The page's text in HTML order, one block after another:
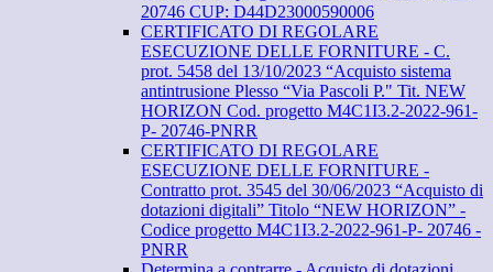
20746 CUP: D44D23000590006
CERTIFICATO DI REGOLARE
ESECUZIONE DELLE FORNITURE - C.
prot. 5458 del 13/10/2023 “Acquisto sistema
antintrusione Plesso “Via Pascoli P." Tit. NEW
HORIZON Cod. progetto M4C1I3.2-2022-961-
P- 20746-PNRR
CERTIFICATO DI REGOLARE
ESECUZIONE DELLE FORNITURE -
Contratto prot. 3545 del 30/06/2023 “Acquisto di
dotazioni digitali” Titolo “NEW HORIZON” -
Codice progetto M4C1I3.2-2022-961-P- 20746 -
PNRR